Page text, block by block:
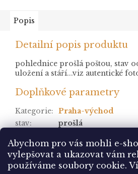
Abychom pro vás mohli e-
vylepšovat a ukazovat vám
používáme soubory cookie.
Popis
Detailní popis produktu
pohlednice prošlá poštou, stav
uložení a stáří...viz autentické
Doplňkové parametry
Kategorie:
Praha-východ
stav:
prošlá